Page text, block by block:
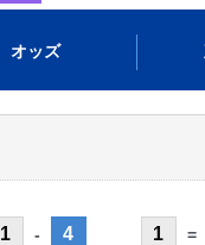
オッズ
1 - 4 1 =